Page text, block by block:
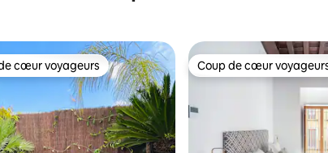
cœur voyageurs les plus appréciés
cœur voyageurs Coup de cœur
Coup de cœur